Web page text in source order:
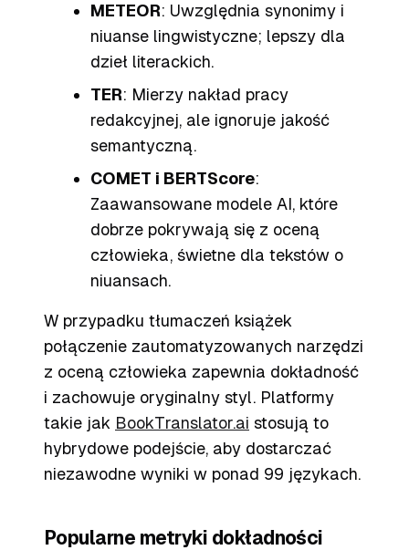
METEOR: Uwzględnia synonimy i
niuanse lingwistyczne; lepszy dla
dzieł literackich.
TER: Mierzy nakład pracy
redakcyjnej, ale ignoruje jakość
semantyczną.
COMET i BERTScore:
Zaawansowane modele AI, które
dobrze pokrywają się z oceną
człowieka, świetne dla tekstów o
niuansach.
W przypadku tłumaczeń książek
połączenie zautomatyzowanych narzędzi
z oceną człowieka zapewnia dokładność
i zachowuje oryginalny styl. Platformy
takie jak BookTranslator.ai stosują to
hybrydowe podejście, aby dostarczać
niezawodne wyniki w ponad 99 językach.
Popularne metryki dokładności